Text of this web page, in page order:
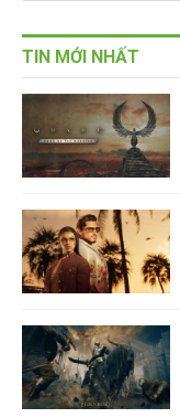
TIN MỚI NHẤT